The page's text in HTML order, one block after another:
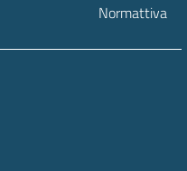
Normattiva